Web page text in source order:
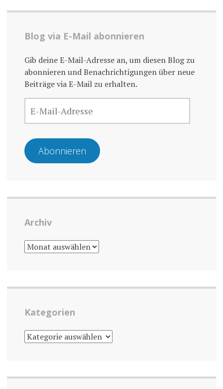
Blog via E-Mail abonnieren
Gib deine E-Mail-Adresse an, um diesen Blog zu
abonnieren und Benachrichtigungen über neue
Beiträge via E-Mail zu erhalten.
MAIL-
ADRESSE
Abonnieren
Archiv
ARCHIV
Kategorien
KATEGORIEN